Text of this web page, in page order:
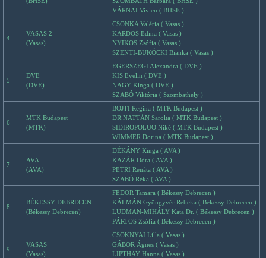
VÁRNAI Vivien ( BHSE )
4
VASAS 2
(Vasas)
CSONKA Valéria ( Vasas )
KARDOS Edina ( Vasas )
NYIKOS Zsófia ( Vasas )
SZENTI-BUKÓCKI Bianka ( Vasas )
5
DVE
(DVE)
EGERSZEGI Alexandra ( DVE )
KIS Evelin ( DVE )
NAGY Kinga ( DVE )
SZABÓ Viktória ( Szombathely )
6
MTK Budapest
(MTK)
BOJTI Regina ( MTK Budapest )
DR NATTÁN Sarolta ( MTK Budapest )
SIDIROPOLUO Niké ( MTK Budapest )
WIMMER Dorina ( MTK Budapest )
7
AVA
(AVA)
DÉKÁNY Kinga ( AVA )
KAZÁR Dóra ( AVA )
PETRI Renáta ( AVA )
SZABÓ Réka ( AVA )
8
BÉKESSY DEBRECEN
(Békessy Debrecen)
FEDOR Tamara ( Békessy Debrecen )
KÁLMÁN Gyöngyvér Rebeka ( Békessy Debrecen )
LUDMAN-MIHÁLY Kata Dr. ( Békessy Debrecen )
PÁRTOS Zsófia ( Békessy Debrecen )
9
VASAS
(Vasas)
CSOKNYAI Lilla ( Vasas )
GÁBOR Ágnes ( Vasas )
LIPTHAY Hanna ( Vasas )